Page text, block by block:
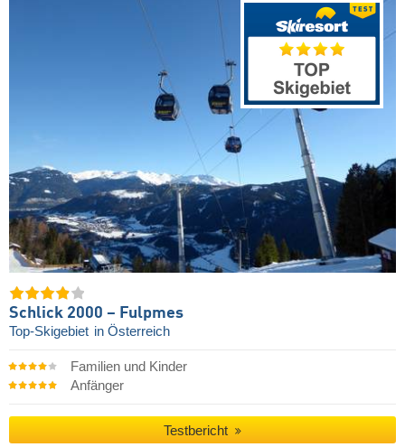
Schlick 2000 – Fulpmes
Top-Skigebiet in Österreich
Familien und Kinder
Anfänger
Testbericht